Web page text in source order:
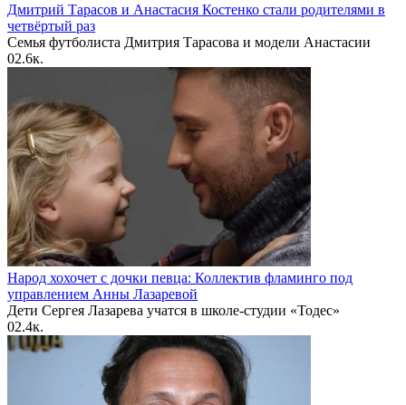
Дмитрий Тарасов и Анастасия Костенко стали родителями в
четвёртый раз
Семья футболиста Дмитрия Тарасова и модели Анастасии
02.6к.
Народ хохочет с дочки певца: Коллектив фламинго под
управлением Анны Лазаревой
Дети Сергея Лазарева учатся в школе-студии «Тодес»
02.4к.